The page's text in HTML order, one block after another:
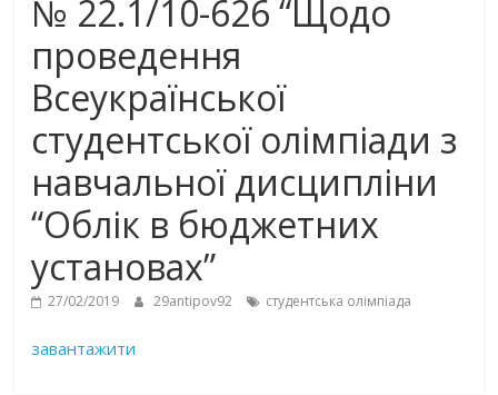
№ 22.1/10-626 “Щодо
проведення
Всеукраїнської
студентської олімпіади з
навчальної дисципліни
“Облік в бюджетних
установах”
27/02/2019 29antipov92 студентська олімпіада
завантажити